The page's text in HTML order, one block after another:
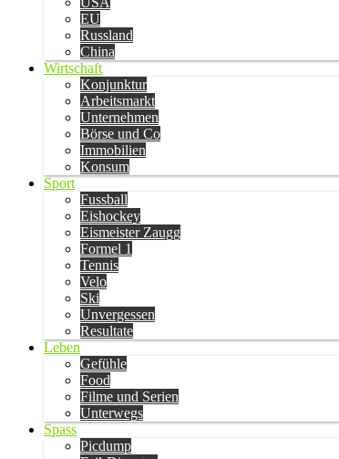
EU
Russland
China
Wirtschaft
Konjunktur
Arbeitsmarkt
Unternehmen
Börse und Co
Immobilien
Konsum
Sport
Fussball
Eishockey
Eismeister Zaugg
Formel 1
Tennis
Velo
Ski
Unvergessen
Resultate
Leben
Gefühle
Food
Filme und Serien
Unterwegs
Spass
Picdump